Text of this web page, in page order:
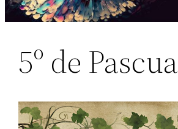
5º de Pascua